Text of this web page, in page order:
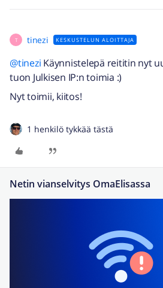
T tinezi KESKUSTELUN ALOITTAJA
@tinezi Käynnistelepä reititin nyt
tuon Julkisen IP:n toimia :)
Nyt toimii, kiitos!
1 henkilö tykkää tästä
Netin vianselvitys OmaElisassa